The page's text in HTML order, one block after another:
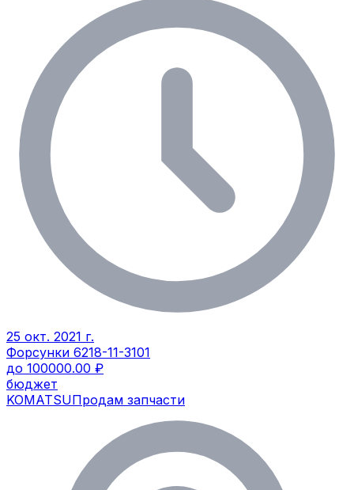
25 окт. 2021 г.
Форсунки 6218-11-3101
до 100000.00 ₽
бюджет
KOMATSUПродам запчасти